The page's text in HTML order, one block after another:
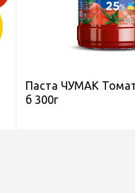
Паста ЧУМАК
б 300г